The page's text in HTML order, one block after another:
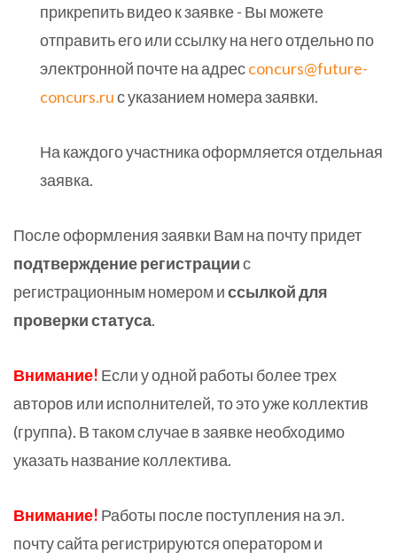
прикрепить видео к заявке - Вы можете
отправить его или ссылку на него отдельно по
электронной почте на адресconcurs@future-
concurs.ruс указанием номера заявки.
На каждого участника оформляется отдельная
заявка.
После оформления заявки Вам на почту придет
подтверждение регистрациис
регистрационным номером иссылкой для
проверки статуса.
Внимание! Если у одной работы более трех
авторов или исполнителей, то это уже коллектив
(группа). В таком случае в заявке необходимо
указать название коллектива.
Внимание! Работы после поступления на эл.
почту сайта регистрируются оператором и